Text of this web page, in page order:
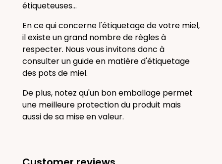
étiqueteuses...
En ce qui concerne l'étiquetage de votre miel,
il existe un grand nombre de règles à
respecter. Nous vous invitons donc à
consulter un guide en matière d'étiquetage
des pots de miel.
De plus, notez qu'un bon emballage permet
une meilleure protection du produit mais
aussi de sa mise en valeur.